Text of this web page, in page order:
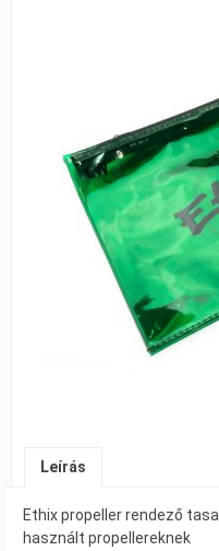
Leírás
Ethix propeller rendező
használt propellereknek